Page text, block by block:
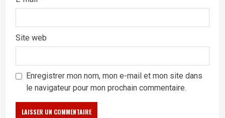
Site web
Enregistrer mon nom, mon e-mail et mon site dans
le navigateur pour mon prochain commentaire.